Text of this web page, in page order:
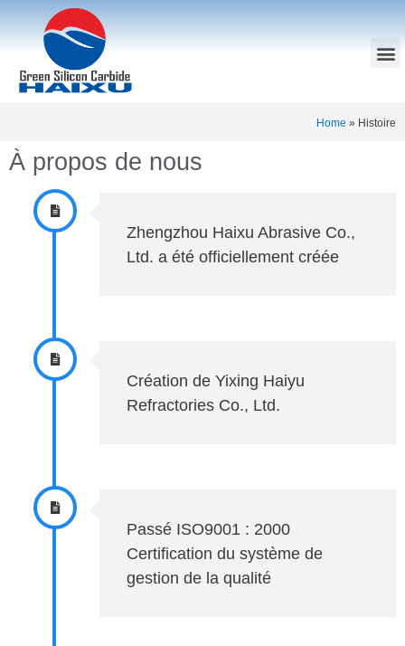
Home » Histoire
À propos de nous
Zhengzhou Haixu Abrasive Co.,
Ltd. a été officiellement créée
Création de Yixing Haiyu
Refractories Co., Ltd.
Passé ISO9001 : 2000
Certification du système de
gestion de la qualité